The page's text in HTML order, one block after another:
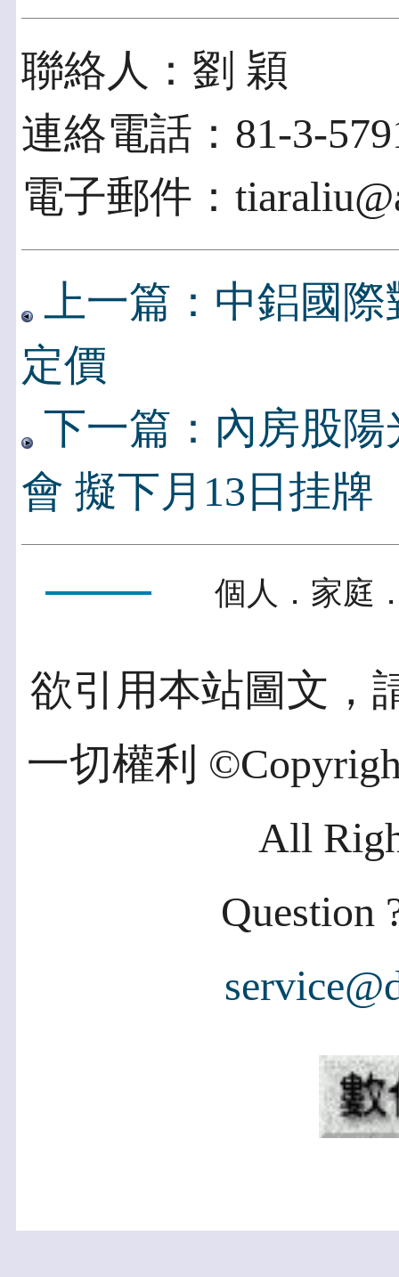
聯絡人：劉 穎
連絡電話：81-3-
電子郵件：
上一篇：中鋁國
定價
下一篇：內房股
會 擬下月13日挂牌
個人．家庭
欲引用本站圖文，
一切權利
All
Question